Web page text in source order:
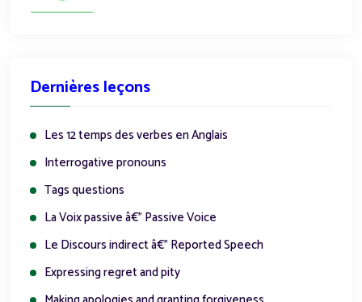
Dernières leçons
Les 12 temps des verbes en Anglais
Interrogative pronouns
Tags questions
La Voix passive â€” Passive Voice
Le Discours indirect â€” Reported Speech
Expressing regret and pity